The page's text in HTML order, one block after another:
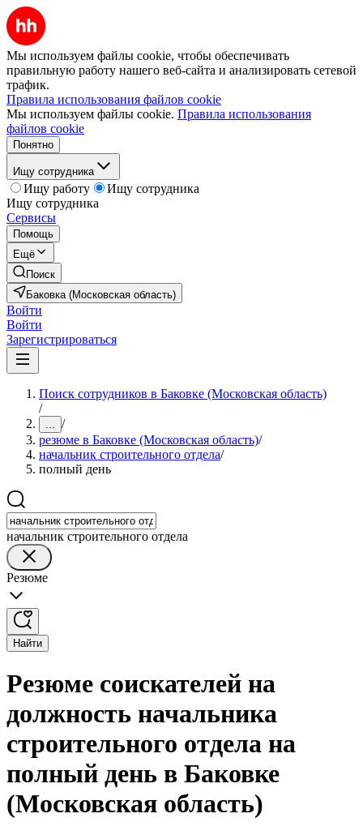
Мы используем файлы cookie, чтобы обеспечивать
правильную работу нашего веб-сайта и анализировать сетевой
трафик.
Правила использования файлов cookie
Мы используем файлы cookie. Правила использования
файлов cookie
Понятно
Ищу сотрудника
Ищу работу
Ищу сотрудника
Ищу сотрудника
Сервисы
Помощь
Ещё
Поиск
Баковка (Московская область)
Войти
Войти
Зарегистрироваться
Поиск сотрудников в Баковке (Московская область)
/
... /
резюме в Баковке (Московская область)/
начальник строительного отдела/
полный день
начальник строительного отдела
Резюме
Найти
Резюме соискателей на
должность начальника
строительного отдела на
полный день в Баковке
(Московская область)